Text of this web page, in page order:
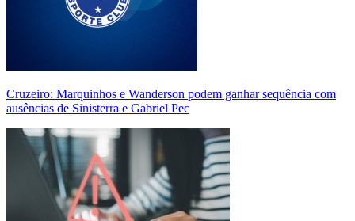
Cruzeiro: Marquinhos e Wanderson podem ganhar sequência com
ausências de Sinisterra e Gabriel Pec